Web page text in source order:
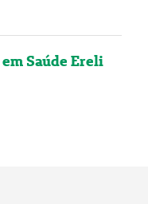
Saúde Ereli